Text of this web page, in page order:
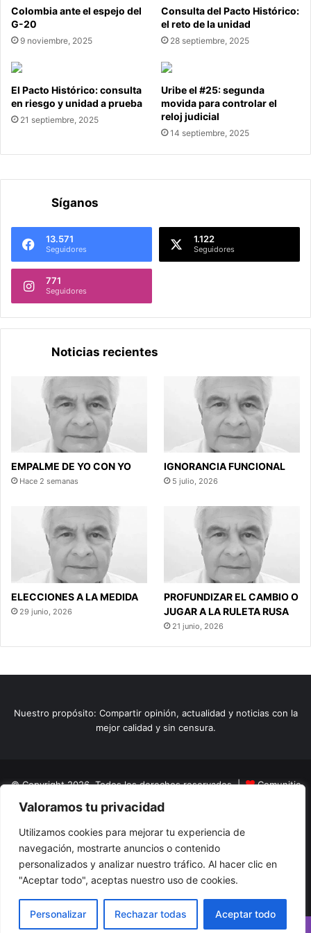
Valoramos tu privacidad
Utilizamos cookies para mejorar tu experiencia de
navegación, mostrarte anuncios o contenido
personalizados y analizar nuestro tráfico. Al hacer clic en
"Aceptar todo", aceptas nuestro uso de cookies.
Personalizar Rechazar todas Aceptar todo
Colombia ante el espejo del
G-20
9 noviembre, 2025
Consulta del Pacto Histórico:
el reto de la unidad
28 septiembre, 2025
El Pacto Histórico: consulta
en riesgo y unidad a prueba
21 septiembre, 2025
Uribe el #25: segunda
movida para controlar el
reloj judicial
14 septiembre, 2025
Síganos
13.571
Seguidores
1.122
Seguidores
771
Seguidores
Noticias recientes
EMPALME DE YO CON YO
Hace 2 semanas
IGNORANCIA FUNCIONAL
5 julio, 2026
ELECCIONES A LA MEDIDA
29 junio, 2026
PROFUNDIZAR EL CAMBIO O
JUGAR A LA RULETA RUSA
21 junio, 2026
Nuestro propósito: Compartir opinión, actualidad y noticias con la
mejor calidad y sin censura.
© Copyright 2026, Todos los derechos reservados |
Comunitic
SAS BICNit 901228106
Home
Actualidad Variedades Opinion Turismo
El Tinteadero
Caricaturas Reportajes
FacebookYouTubeInstagram